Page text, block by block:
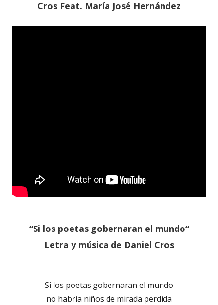
Cros Feat. María José Hernández
“Si los poetas gobernaran el mundo“
Letra y música de Daniel Cros
Si los poetas gobernaran el mundo
no habría niños de mirada perdida